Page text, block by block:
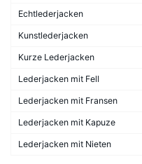
Echtlederjacken
Kunstlederjacken
Kurze Lederjacken
Lederjacken mit Fell
Lederjacken mit Fransen
Lederjacken mit Kapuze
Lederjacken mit Nieten